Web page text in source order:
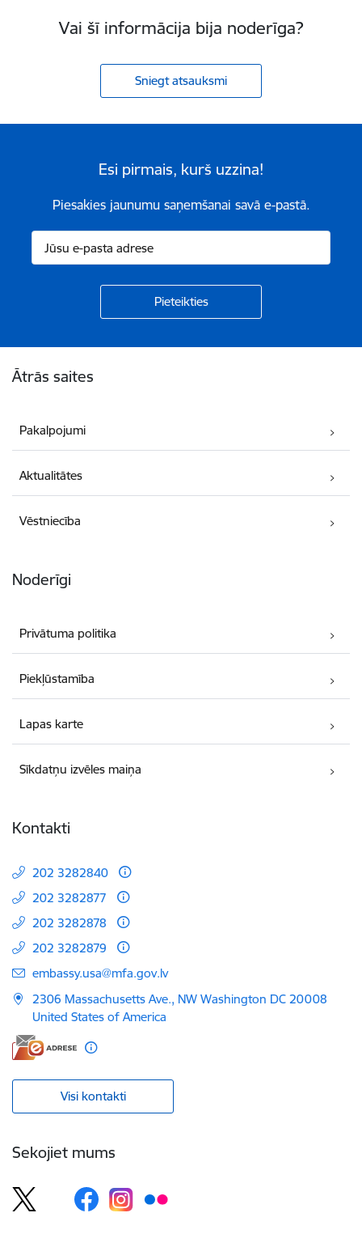
Vai šī informācija bija noderīga?
Sniegt atsauksmi
Esi pirmais, kurš uzzina!
Piesakies jaunumu saņemšanai savā e-pastā.
Ātrās saites
Pakalpojumi
Aktualitātes
Vēstniecība
Noderīgi
Privātuma politika
Piekļūstamība
Lapas karte
Sīkdatņu izvēles maiņa
Kontakti
202 3282840
202 3282877
202 3282878
202 3282879
E-pasts:
embassy.usa@mfa.gov.lv
2306 Massachusetts Ave., NW Washington DC 20008
United States of America
Visi kontakti
Sekojiet mums